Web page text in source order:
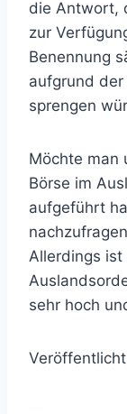
die Antwort,
zur
Benennung
aufgrund der
sprengen
Möchte man
Börse im
aufgeführt
Allerdings ist
sehr hoch